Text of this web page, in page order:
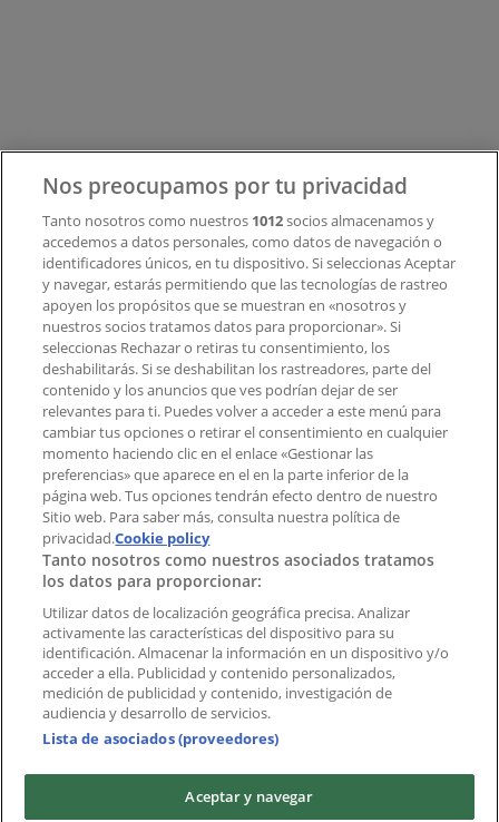
Contacto comercial y de marketing
Tienda mal colocada en el mapa
Notificar un folleto
¿Encontraste un problema en la web o en la
aplicación?
Índices
Marcas
Marcas locales
Negocios
Negocios cercanos
Productos
Productos locales
Ciudades
Descargar la APP Tiendeo
Nos preocupamos por tu privacidad
Tanto nosotros como nuestros 1012socios almacenamos y
accedemos a datos personales, como datos de navegación o
identificadores únicos, en tu dispositivo. Si seleccionas Aceptar
y navegar, estarás permitiendo que las tecnologías de rastreo
apoyen los propósitos que se muestran en «nosotros y
nuestros socios tratamos datos para proporcionar». Si
seleccionas Rechazar o retiras tu consentimiento, los
deshabilitarás. Si se deshabilitan los rastreadores, parte del
contenido y los anuncios que ves podrían dejar de ser
relevantes para ti. Puedes volver a acceder a este menú para
cambiar tus opciones o retirar el consentimiento en cualquier
momento haciendo clic en el enlace «Gestionar las
preferencias» que aparece en el en la parte inferior de la
página web. Tus opciones tendrán efecto dentro de nuestro
Sitio web. Para saber más, consulta nuestra política de
privacidad.Cookie policy
Tanto nosotros como nuestros asociados tratamos
los datos para proporcionar:
Utilizar datos de localización geográfica precisa. Analizar
activamente las características del dispositivo para su
identificación. Almacenar la información en un dispositivo y/o
acceder a ella. Publicidad y contenido personalizados,
medición de publicidad y contenido, investigación de
audiencia y desarrollo de servicios.
Lista de asociados (proveedores)
Aceptar y navegar